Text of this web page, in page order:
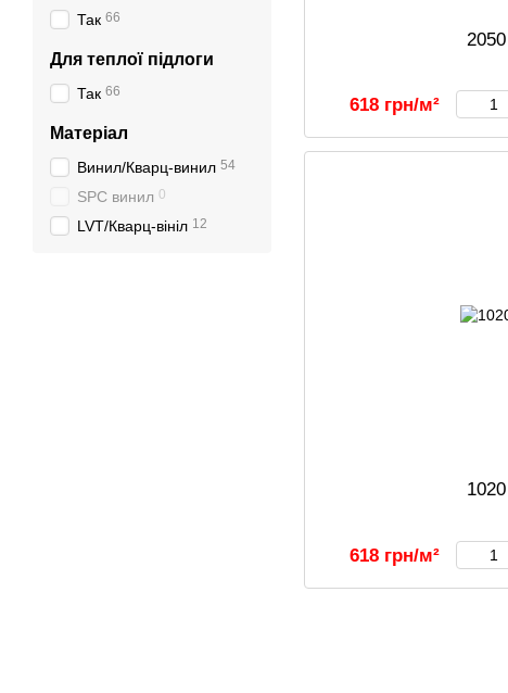
2050
618 грн/м²
1020
618 грн/м²
Так 66
Для теплої підлоги
Так 66
Матеріал
Винил/Кварц-винил 54
SPC винил 0
LVT/Кварц-вініл 12